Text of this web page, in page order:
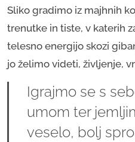
Sliko gradimo iz majhnih
trenutke in tiste, v katerih
telesno energijo skozi
jo želimo videti, življenje,
Igrajmo se s
umom ter
veselo, bolj